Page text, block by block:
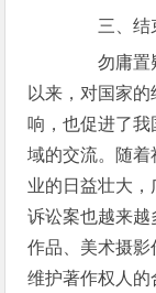
三、结
勿庸置疑
以来，对国家
响，也促进了
域的交流。随
业的日益壮大
诉讼案也越来
作品、美术摄影
维护著作权人的